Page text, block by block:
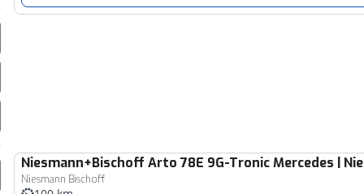
Niesmann+Bischoff Arto 78E 9G-Tronic Mercedes |
Niesmann Bischoff